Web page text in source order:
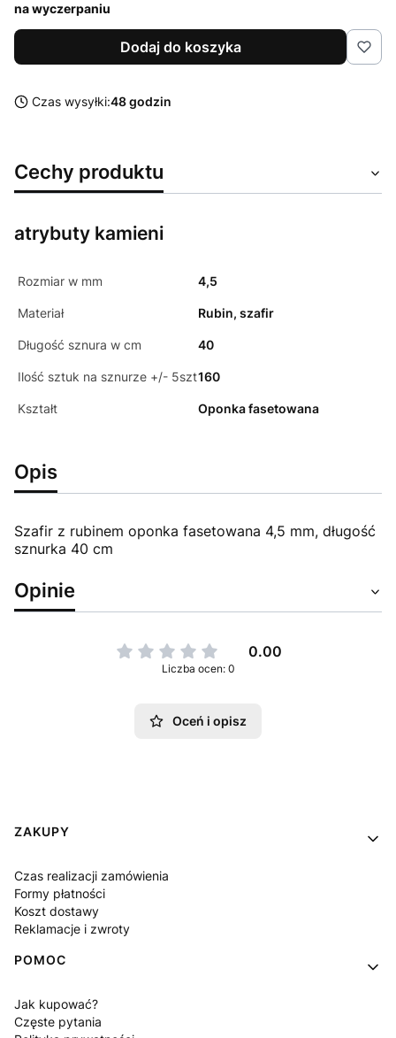
na wyczerpaniu
Dodaj do koszyka
Czas wysyłki:48 godzin
Cechy produktu
atrybuty kamieni
Rozmiar w mm 4,5
Materiał Rubin, szafir
Długość sznura w cm 40
Ilość sztuk na sznurze +/- 5szt160
Kształt Oponka fasetowana
Opis
Szafir z rubinem oponka fasetowana 4,5 mm, długość
sznurka 40 cm
Opinie
0.00
Liczba ocen: 0
Oceń i opisz
Linki w stopce
ZAKUPY
Czas realizacji zamówienia
Formy płatności
Koszt dostawy
Reklamacje i zwroty
POMOC
Jak kupować?
Częste pytania